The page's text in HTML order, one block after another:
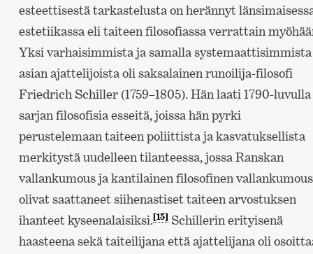
esteettisestä tarkastelusta on herännyt
estetiikassa eli taiteen filosofiassa verrattain
Yksi varhaisimmista ja samalla systemaattisimmista
asian ajattelijoista oli saksalainen runoilija-filosofi
Friedrich Schiller (1759–1805). Hän laati 1790-luvulla
sarjan filosofisia esseitä, joissa hän pyrki
perustelemaan taiteen poliittista ja kasvatuksellista
merkitystä uudelleen tilanteessa, jossa Ranskan
vallankumous ja kantilainen filosofinen vallankumous
olivat saattaneet siihenastiset taiteen arvostuksen
ihanteet kyseenalaisiksi.[15]Schillerin erityisenä
haasteena sekä taiteilijana että ajattelijana oli